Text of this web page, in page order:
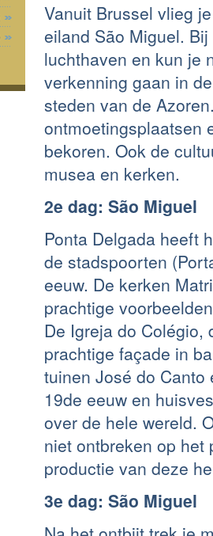
Vanuit Brussel vlieg
eiland São Miguel.
luchthaven en kun je
verkenning gaan in
steden van de
ontmoetingsplaatsen
bekoren. Ook de
musea en kerken.
2e dag: São Miguel
Ponta Delgada heeft
de stadspoorten
eeuw. De kerken
prachtige
De Igreja do Colégio,
prachtige façade in
tuinen José do
19de eeuw en
over de hele wereld.
niet ontbreken op het
productie van deze
3e dag: São Miguel